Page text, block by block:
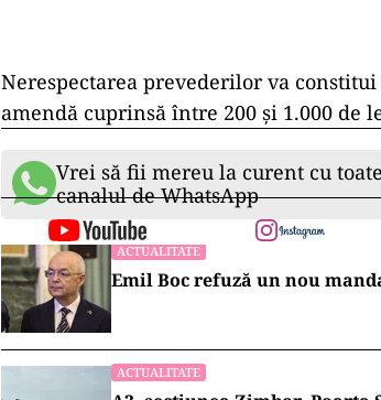
Nerespectarea prevederilor va
amendă cuprinsă între 200 și 1.000 de
Vrei să fii mereu la curent cu
canalul de WhatsApp
ACTUALITATE
Emil Boc refuză un nou
ACTUALITATE